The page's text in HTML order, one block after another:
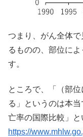
つまり、がん全体
るものの、部位に
す。
ところで、「（部
る」というのは本
亡率の国際比較」と
https://